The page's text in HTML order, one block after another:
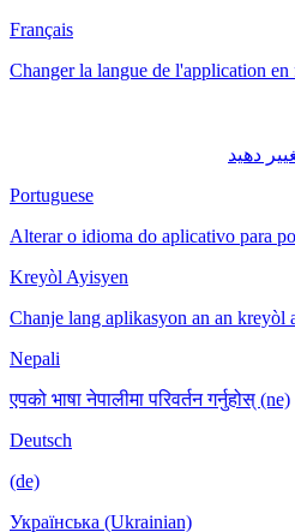
Français
Changer la langue de l'application
Portuguese
Alterar o idioma do aplicativo para
Kreyòl Ayisyen
Chanje lang aplikasyon an an kreyòl
Nepali
एपको भाषा नेपालीमा परिवर्तन गर्नुहोस् (ne)
Deutsch
(de)
Українська (Ukrainian)